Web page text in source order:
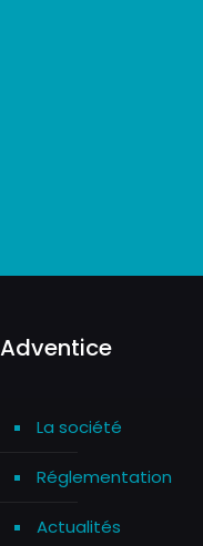
Adventice
La société
Réglementation
Actualités